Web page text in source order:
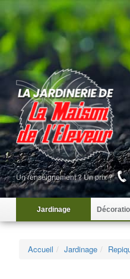
Un renseignement ? Un prix ?
Jardinage
Accueil Jardinage